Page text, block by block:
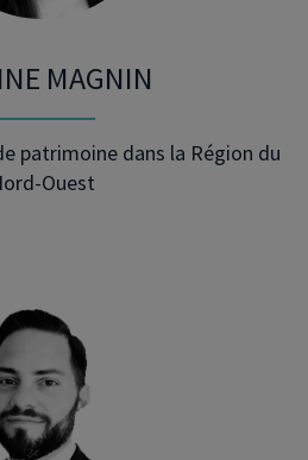
MAGNIN
patrimoine dans la Région du
Ouest